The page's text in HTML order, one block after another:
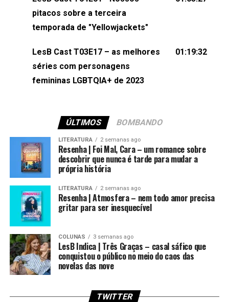
(⁠⁠⁠⁠@brunarfentanes⁠⁠⁠⁠) e Pollyelly FlorêncioEdição de
Naiady Machado
pitacos sobre a terceira
temporada de "Yellowjackets"
LesB Cast T03E17 – as melhores
séries com personagens
femininas LGBTQIA+ de 2023
01:19:32
ÚLTIMOS BOMBANDO
LITERATURA 2 semanas ago
Resenha | Foi Mal, Cara – um romance sobre
descobrir que nunca é tarde para mudar a
própria história
LITERATURA 2 semanas ago
Resenha | Atmosfera – nem todo amor precisa
gritar para ser inesquecível
COLUNAS 3 semanas ago
LesB Indica | Três Graças – casal sáfico que
conquistou o público no meio do caos das
novelas das nove
TWITTER